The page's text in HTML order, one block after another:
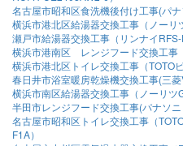
名古屋市昭和区食洗機後付け工事(パ
横浜市港北区給湯器交換工事（ノーリ
瀬戸市給湯器交換工事（リンナイRFS-
横浜市港南区 レンジフード交換工事
横浜市港北区トイレ交換工事（TOTO
春日井市浴室暖房乾燥機交換工事(三
横浜市南区給湯器交換工事（ノーリツ
半田市レンジフード交換工事(パナソ
名古屋市昭和区トイレ交換工事（
F1A）